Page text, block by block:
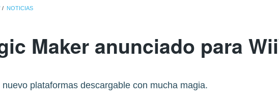
NOTICIAS
Maker anunciado para
nuevo plataformas descargable con mucha magia.